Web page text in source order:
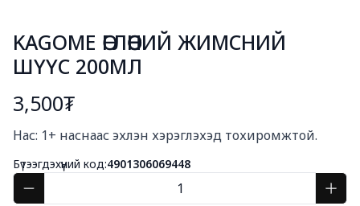
KAGOME ӨГЛӨӨНИЙ ЖИМСНИЙ
ШҮҮС 200МЛ
3,500₮
Нас: 1+ наснаас эхлэн хэрэглэхэд тохиромжтой.
Бүтээгдэхүүний код:4901306069448